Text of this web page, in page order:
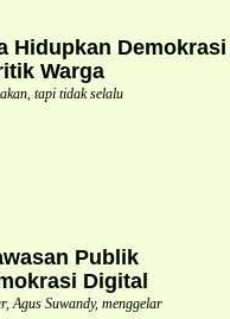
Hidupkan Demokrasi
Warga
tapi tidak selalu
Publik
Digital
Agus Suwandy, menggelar